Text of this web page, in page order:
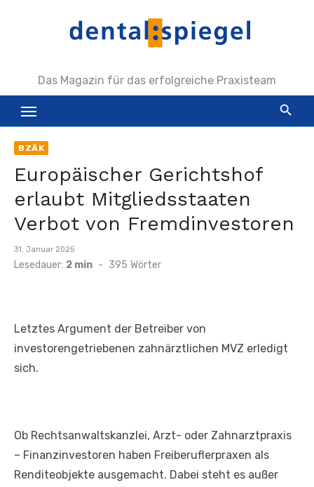
Das Magazin für das erfolgreiche Praxisteam
BZÄK
Europäischer Gerichtshof
erlaubt Mitgliedsstaaten
Verbot von Fremdinvestoren
Veröffentlicht
am
31. Januar 2025
Lesedauer: 2 min - 395 Wörter
Letztes Argument der Betreiber von
investorengetriebenen zahnärztlichen MVZ erledigt
sich.
Ob Rechtsanwaltskanzlei, Arzt- oder Zahnarztpraxis
– Finanzinvestoren haben Freiberuflerpraxen als
Renditeobjekte ausgemacht. Dabei steht es außer